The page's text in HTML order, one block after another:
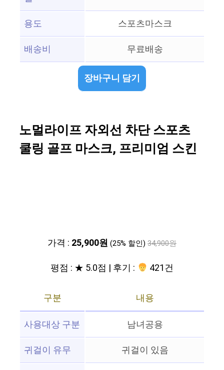
용도
스포츠마스크
배송비
무료배송
장바구니 담기
노멀라이프 자외선 차단 스포츠
쿨링 골프 마스크, 프리미엄 스킨
가격 : 25,900원 (25% 할인) 34,900원
평점 : ★ 5.0점 | 후기 : 421건
구분
내용
사용대상 구분
남녀공용
귀걸이 유무
귀걸이 있음